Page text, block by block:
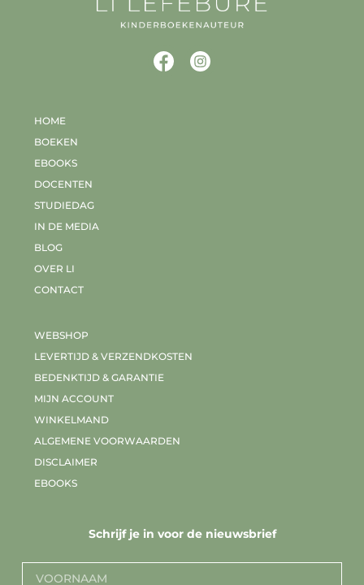
HOME
BOEKEN
EBOOKS
DOCENTEN
STUDIEDAG
IN DE MEDIA
BLOG
OVER LI
CONTACT
WEBSHOP
LEVERTIJD & VERZENDKOSTEN
BEDENKTIJD & GARANTIE
MIJN ACCOUNT
WINKELMAND
ALGEMENE VOORWAARDEN
DISCLAIMER
EBOOKS
Schrijf je in voor de nieuwsbrief